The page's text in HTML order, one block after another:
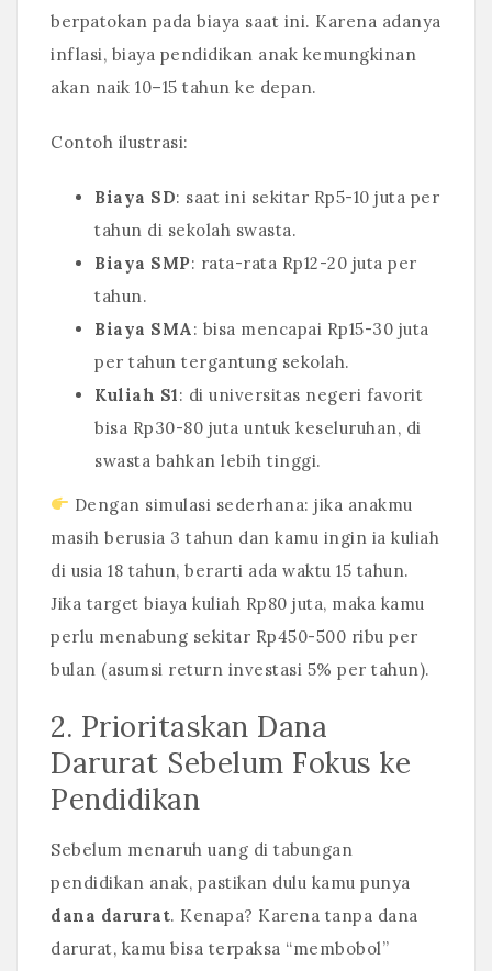
berpatokan pada biaya saat ini. Karena adanya
inflasi, biaya pendidikan anak kemungkinan
akan naik 10–15 tahun ke depan.
Contoh ilustrasi:
Biaya SD: saat ini sekitar Rp5-10 juta per
tahun di sekolah swasta.
Biaya SMP: rata-rata Rp12-20 juta per
tahun.
Biaya SMA : bisa mencapai Rp15-30 juta
per tahun tergantung sekolah.
Kuliah S1: di universitas negeri favorit
bisa Rp30-80 juta untuk keseluruhan, di
swasta bahkan lebih tinggi.
Dengan simulasi sederhana: jika anakmu
masih berusia 3 tahun dan kamu ingin ia kuliah
di usia 18 tahun, berarti ada waktu 15 tahun.
Jika target biaya kuliah Rp80 juta, maka kamu
perlu menabung sekitar Rp450-500 ribu per
bulan (asumsi return investasi 5% per tahun).
2. Prioritaskan Dana
Darurat Sebelum Fokus ke
Pendidikan
Sebelum menaruh uang di tabungan
pendidikan anak, pastikan dulu kamu punya
dana darurat. Kenapa? Karena tanpa dana
darurat, kamu bisa terpaksa “membobol”